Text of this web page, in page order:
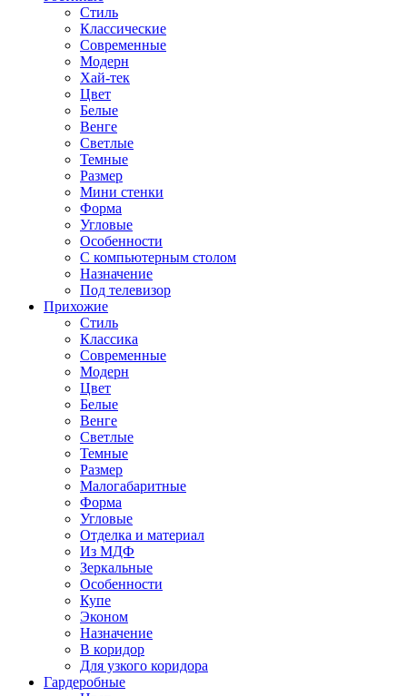
Стиль
Классические
Современные
Модерн
Хай-тек
Цвет
Белые
Венге
Светлые
Темные
Размер
Мини стенки
Форма
Угловые
Особенности
С компьютерным столом
Назначение
Под телевизор
Прихожие
Стиль
Классика
Современные
Модерн
Цвет
Белые
Венге
Светлые
Темные
Размер
Малогабаритные
Форма
Угловые
Отделка и материал
Из МДФ
Зеркальные
Особенности
Купе
Эконом
Назначение
В коридор
Для узкого коридора
Гардеробные